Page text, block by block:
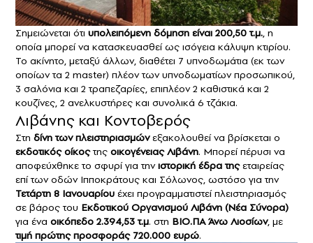
Σημειώνεται ότι υπολειπόμενη δόμηση είναι 200,50 τ.μ., η
οποία μπορεί να κατασκευασθεί ως ισόγεια κάλυψη κτιρίου.
Το ακίνητο, μεταξύ άλλων, διαθέτει 7 υπνοδωμάτια (εκ των
οποίων τα 2 master) πλέον των υπνοδωματίων προσωπικού,
3 σαλόνια και 2 τραπεζαρίες, επιπλέον 2 καθιστικά και 2
κουζίνες, 2 ανελκυστήρες και συνολικά 6 τζάκια.
Λιβάνης και Κοντοβερός
Στη δίνη τωνπλειστηριασμώνεξακολουθεί να βρίσκεται ο
εκδοτικός οίκοςτης οικογένειας Λιβάνη. Μπορεί πέρυσι να
αποφεύχθηκε το σφυρί για τηνιστορική έδρα τηςεταιρείας
επί των οδών Ιπποκράτους και Σόλωνος, ωστόσο για την
Τετάρτη 8 Ιανουαρίου έχει προγραμματιστεί πλειστηριασμός
σε βάρος του Εκδοτικού Οργανισμού Λιβάνη (Νέα Σύνορα)
για ένα οικόπεδο 2.394,53 τ.μ. στη ΒΙΟ.ΠΑ Άνω Λιοσίων, με
τιμή πρώτης προσφοράς 720.000 ευρώ.